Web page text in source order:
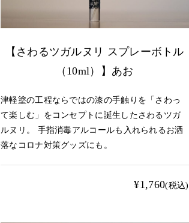
【さわるツガルヌリ スプレーボトル
（10ml）】あお
津軽塗の工程ならではの漆の手触りを「さわっ
て楽しむ」をコンセプトに誕生したさわるツガ
ルヌリ。 手指消毒アルコールも入れられるお洒
落なコロナ対策グッズにも。
¥1,760(税込)